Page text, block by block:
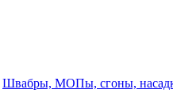
Швабры, МОПы, сгоны,